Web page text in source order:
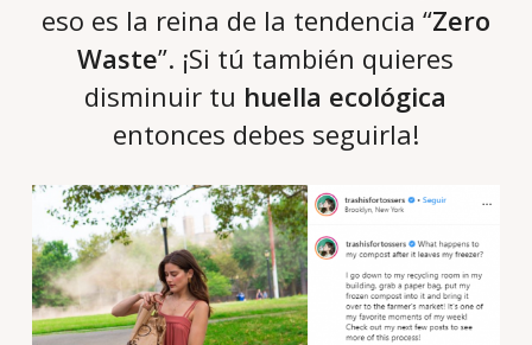
eso es la reina de la tendencia “Zero
Waste”. ¡Si tú también quieres
disminuir tu huella ecológica
entonces debes seguirla!